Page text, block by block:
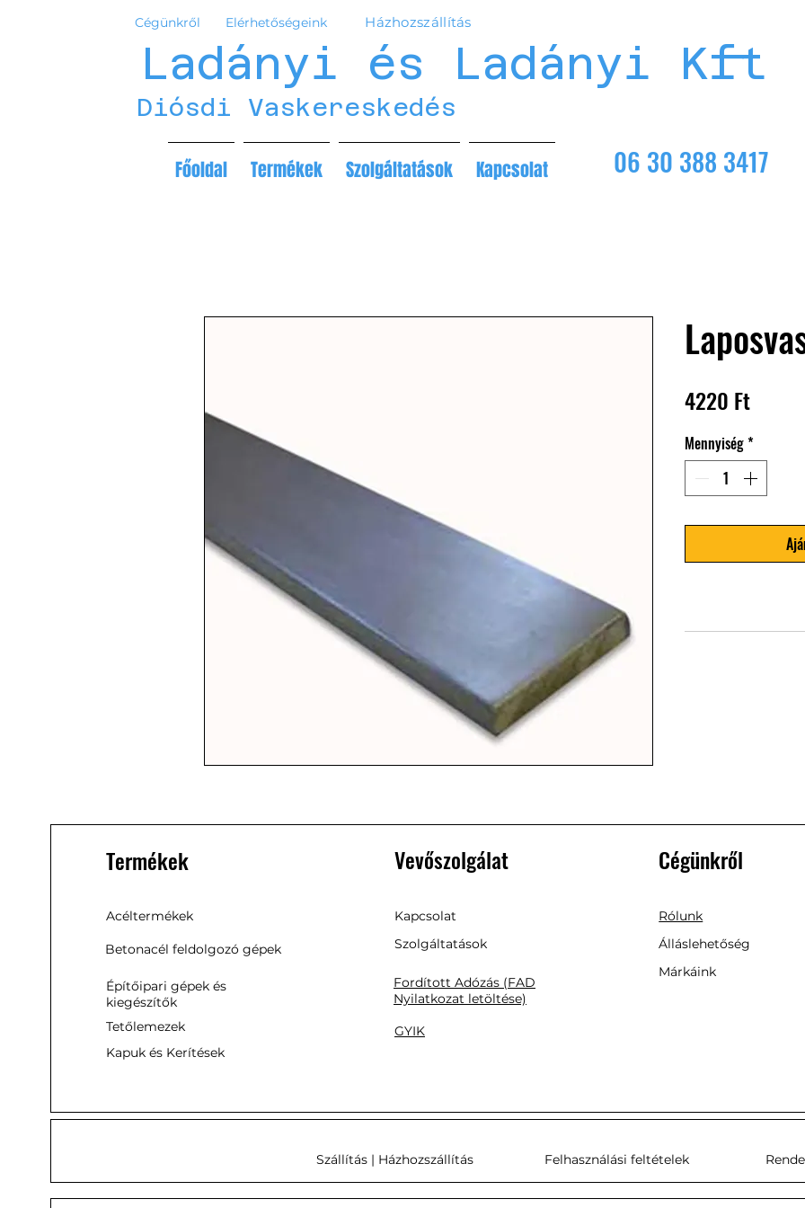
Cégünkről Elérhetőségeink Házhozszállítás
Ladányi és Ladányi Kft
Diósdi Vaskereskedés
Főoldal Termékek Szolgáltatások Kapcsolat 06 30 388 3417
4220 FtÁr
Mennyiség*
Termékek
Acéltermékek
Betonacél feldolgozó gépek
Építőipari gépek és
kiegészítők
Tetőlemezek
Kapuk és Kerítések
Vevőszolgálat
Kapcsolat
Szolgáltatások
Fordított Adózás (FAD
Nyilatkozat letöltése)
GYIK
Cégünkről
Rólunk
Álláslehetőség
Márkáink
Szállítás | Házhozszállítás Felhasználási feltételek